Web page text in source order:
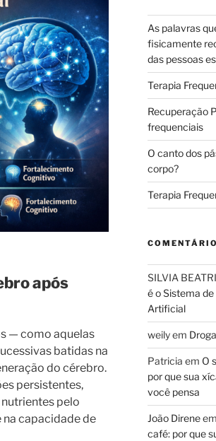
após
— como aquelas
batidas na
do cérebro.
persistentes,
pelo
na capacidade de
As palavras
fisicamente
das pessoas
Terapia
Recuperação
frequenciais
O canto dos
corpo?
Terapia
SILVIA
é o Sistema
Artificial
weilyem
Patricia em O
por que sua
você pensa
João Direneem
café: por que